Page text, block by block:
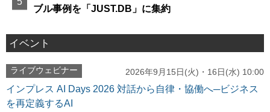
ブル事例を「JUST.DB」に集約
イベント
ライブウェビナー 2026年9月15日(火)・16日(水) 10:00
インプレス AI Days 2026 対話から自律・協働へ─ビジネス
を再定義するAI